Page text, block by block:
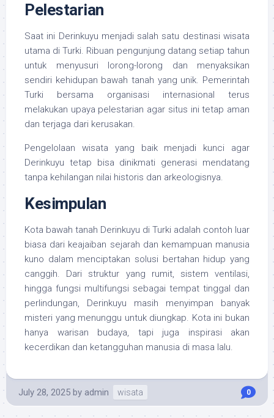
Pelestarian
Saat ini Derinkuyu menjadi salah satu destinasi wisata
utama di Turki. Ribuan pengunjung datang setiap tahun
untuk menyusuri lorong-lorong dan menyaksikan
sendiri kehidupan bawah tanah yang unik. Pemerintah
Turki bersama organisasi internasional terus
melakukan upaya pelestarian agar situs ini tetap aman
dan terjaga dari kerusakan.
Pengelolaan wisata yang baik menjadi kunci agar
Derinkuyu tetap bisa dinikmati generasi mendatang
tanpa kehilangan nilai historis dan arkeologisnya.
Kesimpulan
Kota bawah tanah Derinkuyu di Turki adalah contoh luar
biasa dari keajaiban sejarah dan kemampuan manusia
kuno dalam menciptakan solusi bertahan hidup yang
canggih. Dari struktur yang rumit, sistem ventilasi,
hingga fungsi multifungsi sebagai tempat tinggal dan
perlindungan, Derinkuyu masih menyimpan banyak
misteri yang menunggu untuk diungkap. Kota ini bukan
hanya warisan budaya, tapi juga inspirasi akan
kecerdikan dan ketangguhan manusia di masa lalu.
July 28, 2025 by admin wisata 0